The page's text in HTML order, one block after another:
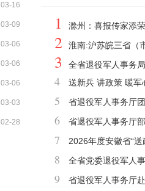
03-16
03-09
03-06
03-06
03-06
03-03
02-28
1
滁州：喜报传家添
初心
2
淮南:沪苏皖三省（
聘共同打造“两招”双促
3 全省退役军人事务
4
送新兵 讲政策 暖
光市退役军人事务局开
兵入伍活动
5
省退役军人事务厅
老兵眼健康公益志愿服
6
省退役军人事务厅
践行正确政绩观学习教
7
2026年度安徽省“
业规划、送招聘信息”
启动
8
全省党委退役军人
构建设暨成员单位联络
9
省退役军人事务厅